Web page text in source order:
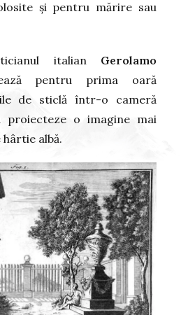
și pentru mărire sau
italian Gerolamo
pentru prima oară
de sticlă într-o cameră
proiecteze o imagine mai
albă.